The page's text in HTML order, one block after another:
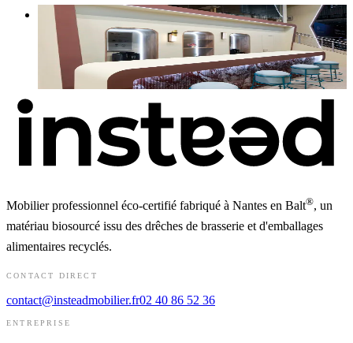
Revêtement Citra
H44 · H80
À partir de 184 € HT
Mobilier professionnel éco-certifié fabriqué à Nantes en Balt®, un
matériau biosourcé issu des drêches de brasserie et d'emballages
alimentaires recyclés.
CONTACT DIRECT
contact@insteadmobilier.fr02 40 86 52 36
ENTREPRISE